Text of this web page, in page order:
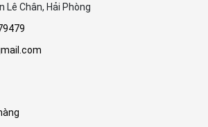
Lê Chân, Hải Phòng